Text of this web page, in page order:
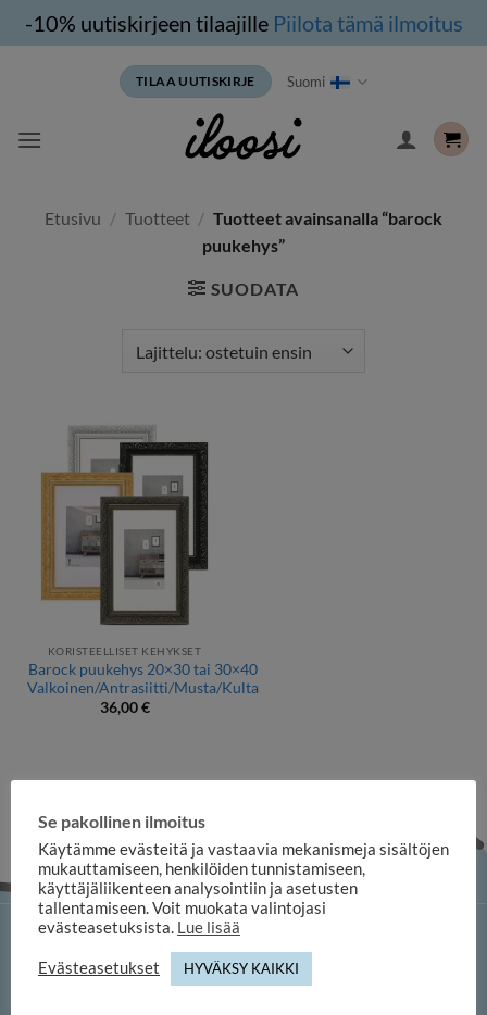
-10% uutiskirjeen tilaajille Piilota tämä ilmoitus
TILAA UUTISKIRJE Suomi
Etusivu / Tuotteet / Tuotteet avainsanalla “barock
puukehys”
SUODATA
KORISTEELLISET KEHYKSET
Barock puukehys 20×30 tai 30×40
Valkoinen/Antrasiitti/Musta/Kulta
36,00€
iloosi-verkkokauppa
Se pakollinen ilmoitus
Käytämme evästeitä ja vastaavia mekanismeja sisältöjen
mukauttamiseen, henkilöiden tunnistamiseen,
käyttäjäliikenteen analysointiin ja asetusten
tallentamiseen. Voit muokata valintojasi
evästeasetuksista. Lue lisää
Evästeasetukset HYVÄKSY KAIKKI